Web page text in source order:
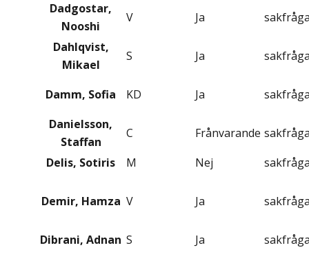
Dadgostar,
Nooshi
V Ja
Dahlqvist,
Mikael
S Ja
Damm, Sofia KD Ja
Danielsson,
Staffan
C Frånvarande
Delis, Sotiris
M Nej
Demir, Hamza V Ja
Dibrani, Adnan S Ja